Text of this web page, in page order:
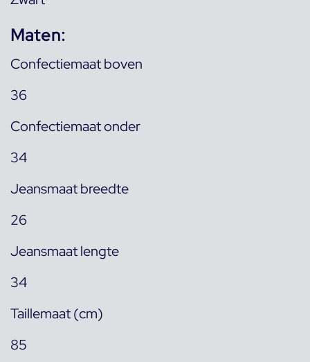
Maten:
Confectiemaat boven
36
Confectiemaat onder
34
Jeansmaat breedte
26
Jeansmaat lengte
34
Taillemaat (cm)
85